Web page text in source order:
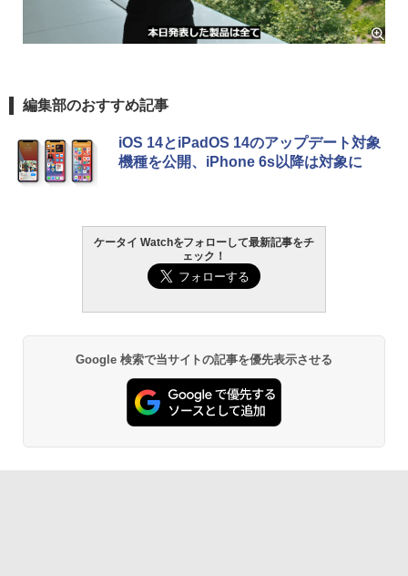
編集部のおすすめ記事
iOS 14とiPadOS 14のアップデート対象
機種を公開、iPhone 6s以降は対象に
ケータイ Watchをフォローして最新記事をチ
ェック！
Google 検索で当サイトの記事を優先表示させる